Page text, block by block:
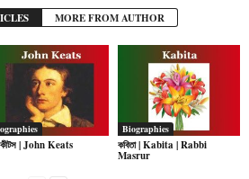
MORE FROM AUTHOR
| John Keats
Biographies
কবিতা | Kabita | Rabbi
Masrur